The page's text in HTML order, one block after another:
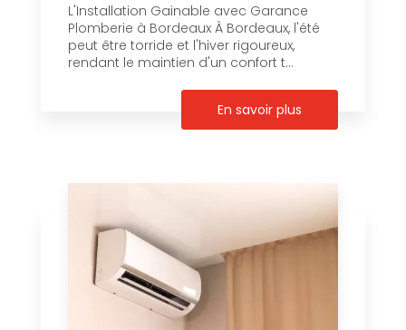
L'Installation Gainable avec Garance
Plomberie à Bordeaux À Bordeaux, l'été
peut être torride et l'hiver rigoureux,
rendant le maintien d'un confort t...
En savoir plus